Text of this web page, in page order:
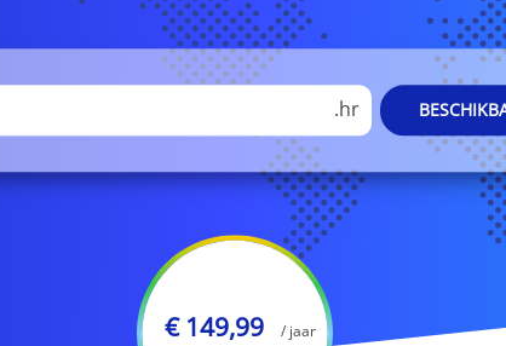
.hr
€ 149,99 / jaar